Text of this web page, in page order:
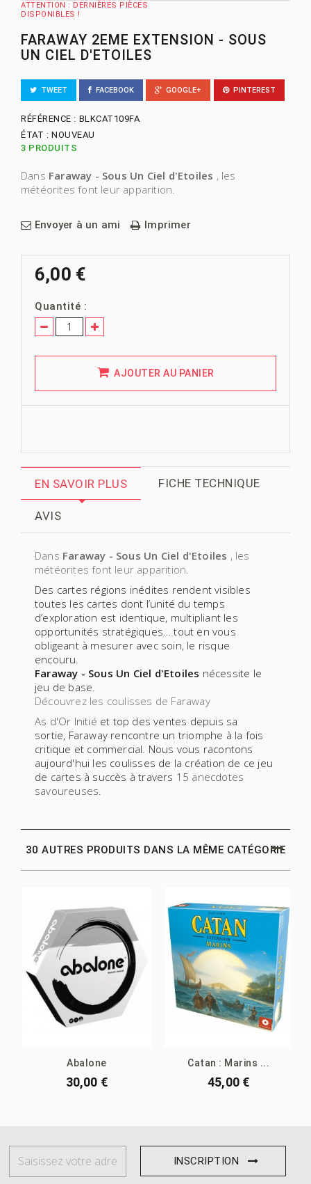
ATTENTION : DERNIÈRES PIÈCES
DISPONIBLES !
FARAWAY 2EME EXTENSION - SOUS
UN CIEL D'ETOILES
TWEET FACEBOOK GOOGLE+ PINTEREST
RÉFÉRENCE : BLKCAT109FA
ÉTAT : NOUVEAU
3 PRODUITS
Dans Faraway - Sous Un Ciel d'Etoiles , les
météorites font leur apparition.
Envoyer à un ami Imprimer
6,00 €
Quantité :
AJOUTER AU PANIER
EN SAVOIR PLUS FICHE TECHNIQUE
AVIS
Dans Faraway - Sous Un Ciel d'Etoiles , les
météorites font leur apparition.
Des cartes régions inédites rendent visibles
toutes les cartes dont l’unité du temps
d’exploration est identique, multipliant les
opportunités stratégiques… tout en vous
obligeant à mesurer avec soin, le risque
encouru.
Faraway - Sous Un Ciel d'Etoiles nécessite le
jeu de base.
Découvrez les coulisses de Faraway
As d'Or Initié et top des ventes depuis sa
sortie, Faraway rencontre un triomphe à la fois
critique et commercial. Nous vous racontons
aujourd'hui les coulisses de la création de ce jeu
de cartes à succès à travers 15 anecdotes
savoureuses
30 AUTRES PRODUITS DANS LA MÊME CATÉGORIE
Abalone
30,00 €
Catan : Marins ...
45,00 €
INSCRIPTION